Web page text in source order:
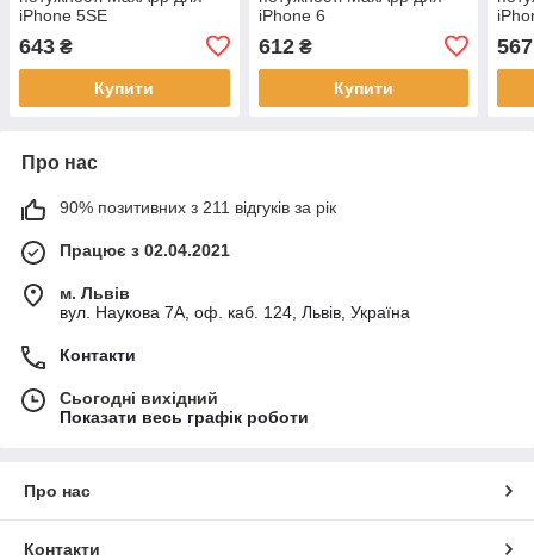
iPhone 5SE
2000mAh/APN:616-00106
643 ₴
Купити
iPhone 6
2380mAh/APN:616-0805
612₴
Купити
567
Про нас
90% позитивних з 211 відгуків за рік
Працює з 02.04.2021
м. Львів
вул. Наукова 7А, оф. каб. 124, Львів, Україна
Контакти
Сьогодні вихідний
Показати весь графік роботи
Про нас
Контакти